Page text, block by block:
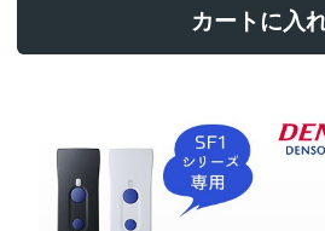
カートに入